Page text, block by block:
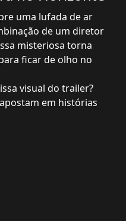
uma lufada de ar
de um diretor
misteriosa torna
ficar de olho no
visual do trailer?
em histórias